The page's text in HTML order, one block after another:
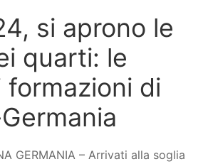
si aprono le
quarti: le
formazioni di
GERMANIA – Arrivati alla soglia